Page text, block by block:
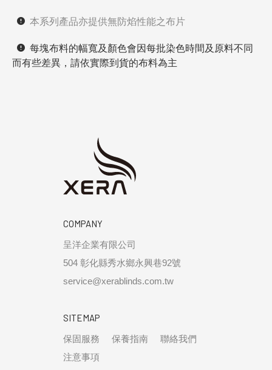
本系列產品亦提供無防焰性能之布片
每塊布料的幅寬及顏色會因每批染色時間及原料不同
而有些差異，請依實際到貨的布料為主
COMPANY
呈洋企業有限公司
504 彰化縣秀水鄉永興巷92號
service@xerablinds.com.tw
SITEMAP
保固服務 保養指南
聯絡我們
注意事項